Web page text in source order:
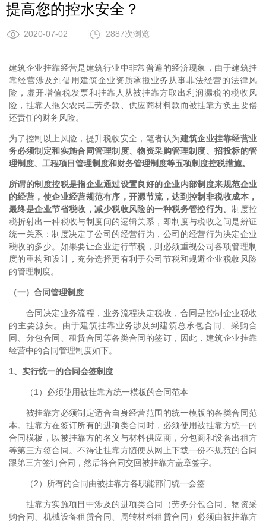
提高您的控水安全？
2020-07-02 2887次浏览
建筑企业挂靠经营是建筑行业中非常普遍的经济现象，由于建筑挂
靠经营涉及到借用建筑企业资质承揽业务从事非法经营的法律风
险，虚开增值税发票和挂靠人从被挂靠方取出利润漏税的税收风
险，挂靠人拖欠农民工劳务款、供应商材料款而被挂靠方负主要偿
还责任的财务风险。
为了控制以上风险，提升税收安全，笔者认为建筑企业挂靠经营业
务必须制定和实施合同管理制度、物资采购管理制度、招投标的管
理制度、工程项目管理制度和财务管理制度等五项制度控税措施。
所谓的制度控税是指企业通过设置良好的企业内部制度来规范企业
的经营，使企业经营规范有序，开源节流，达到控制非税收成本，
最终是企业节省税收，减少税收风险的一种税务管控行为。制度控
税折射出一种税收与制度间的逻辑关系，即制度与税收之间是辨证
统一关系：制度决定了公司的经营行为，公司的经营行为决定企业
税收的多少。如果要让企业进行节税，则必须重视公司各项管理制
度的重构和设计，充分选择更有利于公司节税和规避企业税收风险
的管理制度。
（一）合同管理制度
合同决定业务流程，业务流程决定税收，合同是控制企业税收
的主要源头。由于建筑挂靠业务涉及到建筑总承包合同、采购合
同、分包合同、租赁合同等各类合同的签订，因此，建筑企业挂靠
经营中的合同管理制度如下。
1、实行统一的合同会签制度
（1）必须使用被挂靠方统一模板的合同范本
被挂靠方必须制定适合自身经营范围的统一模版的各类合同范
本。挂靠方在签订所有的进项类合同时，必须使用被挂靠方统一的
合同模板，以被挂靠方的名义与材料供应商，分包商和设备出租方
等第三方签合同。不得让挂靠方随便从网上下载一份不规范的合同
跟第三方签订合同，然后将合同交回被挂靠方盖章签字。
（2）所有的合同由被挂靠方各职能部门统一会签
挂靠方实施项目中涉及的进项类合同（劳务分包合同、物资采
购合同、机械设备租赁合同、周转材料租赁合同）必须由被挂靠方